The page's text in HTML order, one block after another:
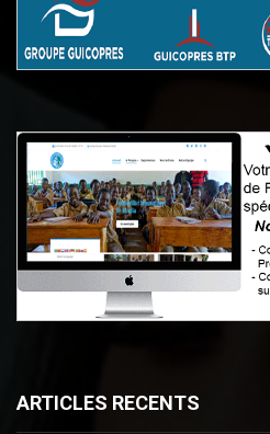
ARTICLES RECENTS